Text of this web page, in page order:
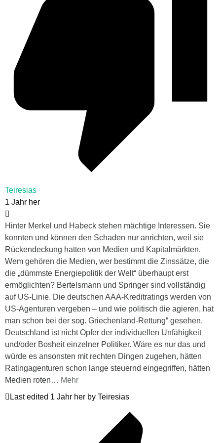
Teiresias
1 Jahr her
Hinter Merkel und Habeck stehen mächtige Interessen. Sie
konnten und können den Schaden nur anrichten, weil sie
Rückendeckung hatten von Medien und Kapitalmärkten.
Wem gehören die Medien, wer bestimmt die Zinssätze, die
die „dümmste Energiepolitik der Welt“ überhaupt erst
ermöglichten? Bertelsmann und Springer sind vollständig
auf US-Linie. Die deutschen AAA-Kreditratings werden von
US-Agenturen vergeben – und wie politisch die agieren, hat
man schon bei der sog. Griechenland-Rettung“ gesehen.
Deutschland ist nicht Opfer der individuellen Unfähigkeit
und/oder Bosheit einzelner Politiker. Wäre es nur das und
würde es ansonsten mit rechten Dingen zugehen, hätten
Ratingagenturen schon lange steuernd eingegriffen, hätten
Medien roten… Mehr
Last edited 1 Jahr her by Teiresias